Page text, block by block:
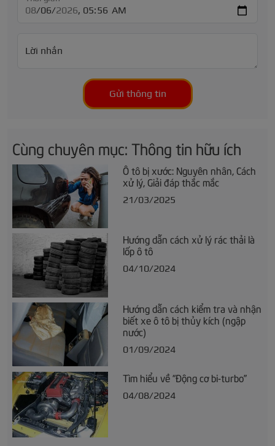
Lời nhắn
Gửi thông tin
Cùng chuyên mục: Thông tin hữu ích
Ô tô bị xước: Nguyên nhân, Cách
xử lý, Giải đáp thắc mắc
21/03/2025
Hướng dẫn cách xử lý rác thải là
lốp ô tô
04/10/2024
Hướng dẫn cách kiểm tra và nhận
biết xe ô tô bị thủy kích (ngập
nước)
01/09/2024
Tìm hiểu về “Động cơ bi-turbo”
04/08/2024